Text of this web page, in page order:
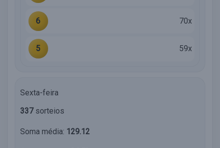
6 70x
5 59x
Sexta-feira
337sorteios
Soma média: 129.12